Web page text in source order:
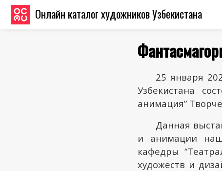
Онлайн каталог художников Узбекистана
25 января
Узбекистана
анимация”
Данная
и анимации
кафедры
художеств и